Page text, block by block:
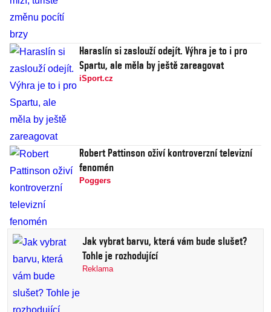
Haraslín si zaslouží odejít. Výhra je to i pro
Spartu, ale měla by ještě zareagovat
iSport.cz
Robert Pattinson oživí kontroverzní televizní
fenomén
Poggers
Jak vybrat barvu, která vám bude slušet?
Tohle je rozhodující
Reklama